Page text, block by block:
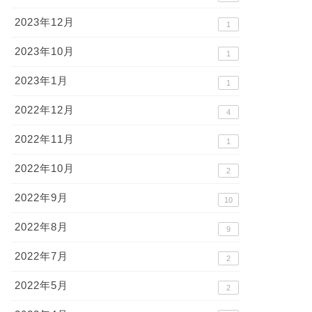
2023年12月 1
2023年10月 1
2023年1月 1
2022年12月 4
2022年11月 1
2022年10月 2
2022年9月 10
2022年8月 9
2022年7月 2
2022年5月 2